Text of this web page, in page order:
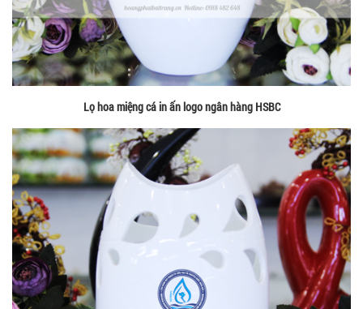
Lọ hoa miệng cá in ấn logo ngân hàng HSBC